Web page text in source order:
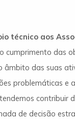
técnico aos
cumprimento das
âmbito das suas
problemáticas e
contribuir
de decisão